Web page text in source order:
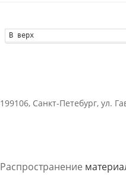
В верх
199106, Санкт-Петебург, ул.
Распространение